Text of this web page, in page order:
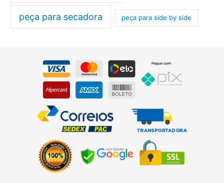
peça para secadora peça para side by side